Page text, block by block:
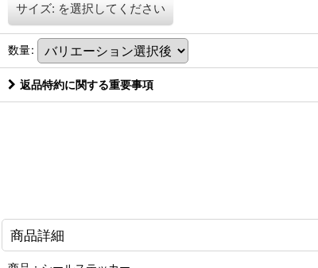
サイズ: を選択してください
数量:
返品特約に関する重要事項
商品詳細